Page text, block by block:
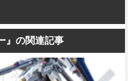
』の関連記事